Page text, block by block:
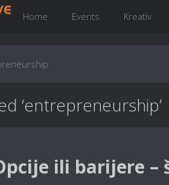
Home Events Kreativ
‘entrepreneurship’
ili barijere –